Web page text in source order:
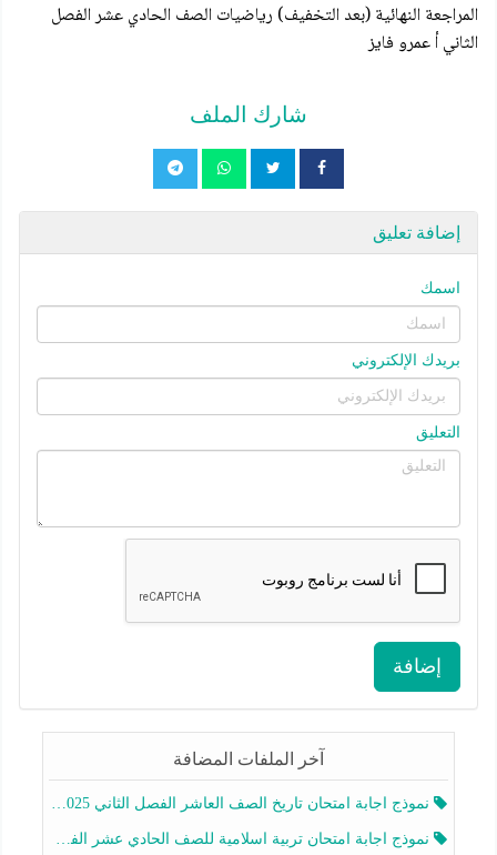
المراجعة النهائية (بعد التخفيف) رياضيات الصف الحادي عشر الفصل
الثاني أ عمرو فايز
شارك الملف
إضافة تعليق
اسمك
بريدك الإلكتروني
التعليق
إضافة
آخر الملفات المضافة
نموذج اجابة امتحان تاريخ الصف العاشر الفصل الثاني 2025-2026
نموذج اجابة امتحان تربية اسلامية للصف الحادي عشر الفصل الثاني 2025-2026